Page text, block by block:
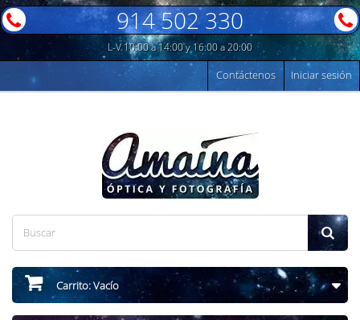
914 502 330
L-V 10:00 a 14:00 y 16:00 a 20:00
Iniciar sesión
Contáctenos
Carrito:Vacío